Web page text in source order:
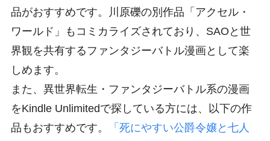
品がおすすめです。川原礫の別作品「アクセル・
ワールド」もコミカライズされており、SAOと世
界観を共有するファンタジーバトル漫画として楽
しめます。
また、異世界転生・ファンタジーバトル系の漫画
をKindle Unlimitedで探している方には、以下の作
品もおすすめです。
「死にやすい公爵令嬢と七人